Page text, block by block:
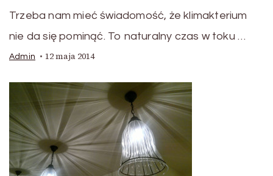
Trzeba nam mieć świadomość, że klimakterium
nie da się pominąć. To naturalny czas w toku …
Admin 12 maja 2014